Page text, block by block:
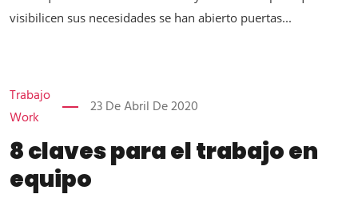
visibilicen sus necesidades se han abierto puertas...
Trabajo
Work
23 De Abril De 2020
8 claves para el trabajo en
equipo